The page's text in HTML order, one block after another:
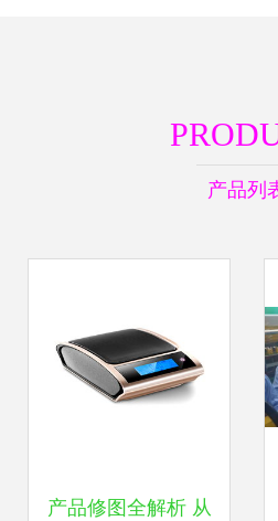
产品列
产品修图全解析 从